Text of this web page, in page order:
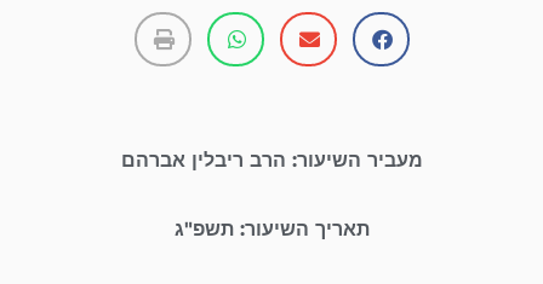
מעביר השיעור: הרב ריבלין אברהם
תאריך השיעור: תשפ"ג